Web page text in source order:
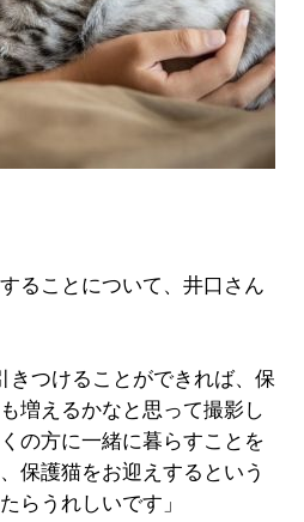
ることについて、井口さん
つけることができれば、保
増えるかなと思って撮影し
の方に一緒に暮らすことを
保護猫をお迎えするという
らうれしいです」